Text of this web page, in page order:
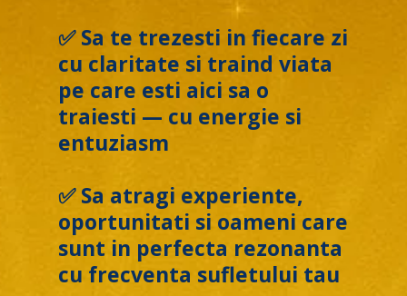
✅ Sa te trezesti in fiecare zi
cu claritate si traind viata
pe care esti aici sa o
traiesti — cu energie si
entuziasm
✅ Sa atragi experiente,
oportunitati si oameni care
sunt in perfecta rezonanta
cu frecventa sufletului tau